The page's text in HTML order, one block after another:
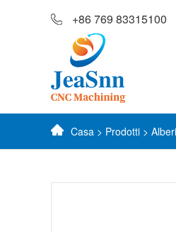
+86 769 83315100
Casa > Prodotti >